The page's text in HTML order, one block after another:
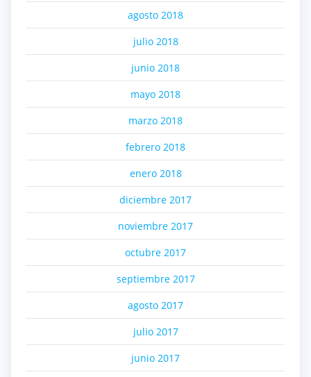
agosto 2018
julio 2018
junio 2018
mayo 2018
marzo 2018
febrero 2018
enero 2018
diciembre 2017
noviembre 2017
octubre 2017
septiembre 2017
agosto 2017
julio 2017
junio 2017